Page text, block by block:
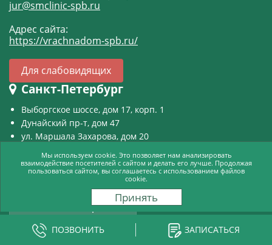
ПОЗВОНИТЬ ЗАПИСАТЬСЯ
jur@smclinic-spb.ru
Адрес сайта:
https://vrachnadom-spb.ru/
Для слабовидящих
Санкт-Петербург
Выборгское шоссе, дом 17, корп. 1
Дунайский пр-т, дом 47
ул. Маршала Захарова, дом 20
ул. Малая Балканская, дом 23
ул. Дыбенко, дом 13, корп. 4
Как вызвать врача?
© СМ-Клиника, 2002-2026
Мы используем cookie. Это позволяет нам анализировать
взаимодействие посетителей с сайтом и делать его лучше. Продолжая
пользоваться сайтом, вы соглашаетесь с использованием файлов
cookie.
Принять